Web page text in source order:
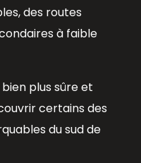
des routes
à faible
plus sûre et
certains des
du sud de